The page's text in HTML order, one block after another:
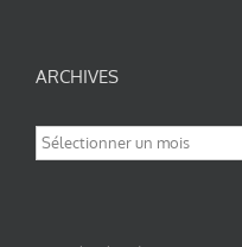
ARCHIVES
Archives